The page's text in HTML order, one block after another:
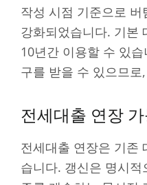
작성 시점 기준으로
강화되었습니다. 기본
10년간 이용할 수 있
구를 받을 수 있으므
전세대출 연장
전세대출 연장은 기존
습니다. 갱신은 명시